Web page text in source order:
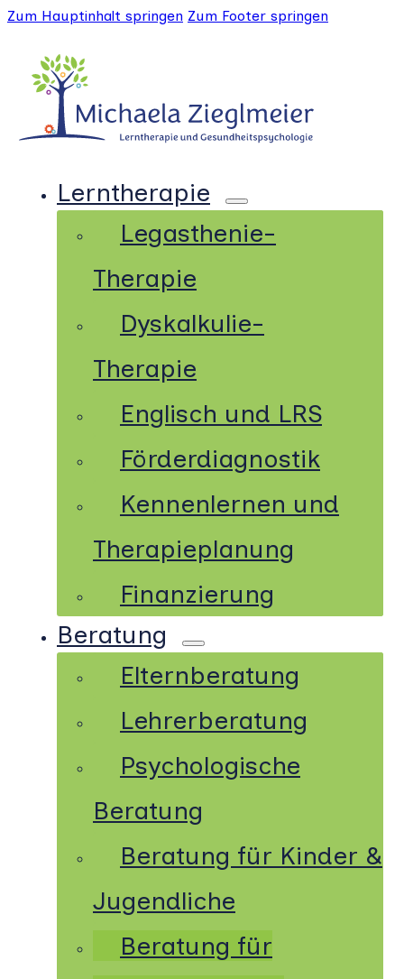
Zum Hauptinhalt springen Zum Footer springen
Lerntherapie
Legasthenie-
Therapie
Dyskalkulie-
Therapie
Englisch und LRS
Förderdiagnostik
Kennenlernen und
Therapieplanung
Finanzierung
Beratung
Elternberatung
Lehrerberatung
Psychologische
Beratung
Beratung für Kinder &
Jugendliche
Beratung für